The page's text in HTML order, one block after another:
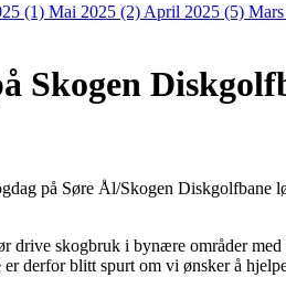
(1) Mai 2025 (2) April 2025 (5)
Skogen
på Søre Ål/Skogen
drive skogbruk i bynære områder
derfor blitt spurt om vi ønsker å